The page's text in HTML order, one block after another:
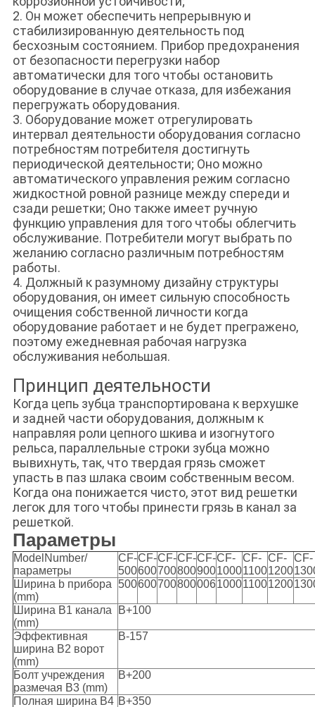
2. Он может обеспечить непрерывную и
стабилизированную деятельность под
бесхозным состоянием. Прибор предохранения
от безопасности перегрузки набор
автоматически для того чтобы остановить
оборудование в случае отказа, для избежания
перегружать оборудования.
3. Оборудование может отрегулировать
интервал деятельности оборудования согласно
потребностям потребителя достигнуть
периодической деятельности; Оно можно
автоматического управления режим согласно
жидкостной ровной разнице между спереди и
сзади решетки; Оно также имеет ручную
функцию управления для того чтобы облегчить
обслуживание. Потребители могут выбрать по
желанию согласно различным потребностям
работы.
4. Должный к разумному дизайну структуры
оборудования, он имеет сильную способность
очищения собственной личности когда
оборудование работает и не будет прегражено,
поэтому ежедневная рабочая нагрузка
обслуживания небольшая.
Принцип деятельности
Когда цепь зубца транспортирована к верхушке
и задней части оборудования, должным к
направляя роли цепного шкива и изогнутого
рельса, параллельные строки зубца можно
вывихнуть, так, что твердая грязь сможет
упасть в паз шлака своим собственным весом.
Когда она понижается чисто, этот вид решетки
легок для того чтобы принести грязь в канал за
решеткой.
Параметры
ModelNumber/
параметры
CF-
500
CF-
600
CF-
700
CF-
800
CF-
900
CF-
1000
CF-
1100
CF-
1200
CF-
Ширина b прибора
(mm)
500600700800006100011001200
Ширина B1 канала
(mm)
B+100
Эффективная
ширина B2 ворот
(mm)
B-157
Болт учреждения
размечая B3 (mm)
B+200
Полная ширина B4 B+350